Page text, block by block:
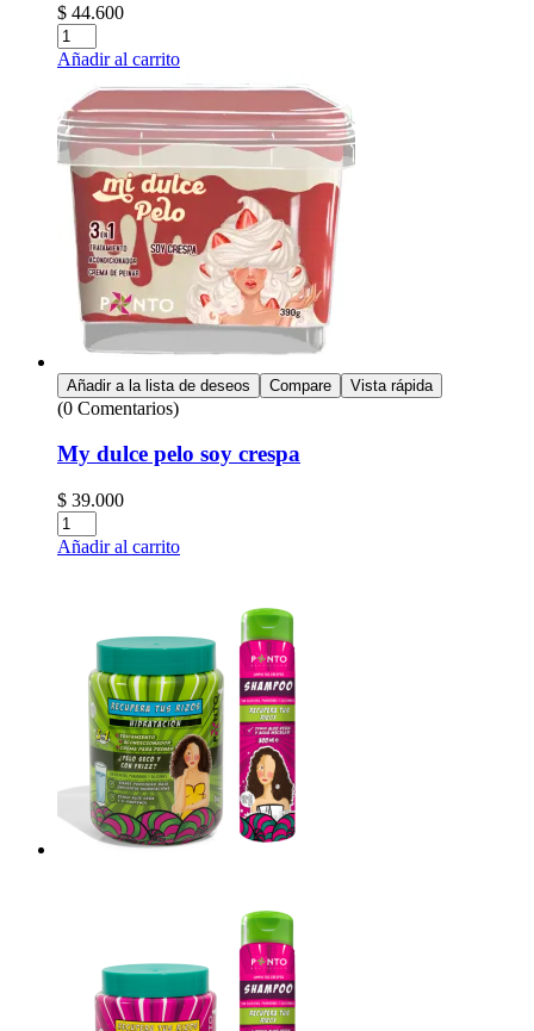
$ 44.600
Añadir al carrito
Añadir a la lista de deseos Compare Vista rápida
(0 Comentarios)
My dulce pelo soy crespa
$ 39.000
Añadir al carrito